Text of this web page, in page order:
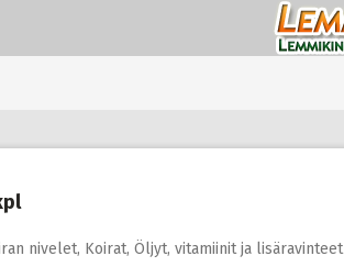
nivelet, Koirat, Öljyt, vitamiinit ja lisäravinteet